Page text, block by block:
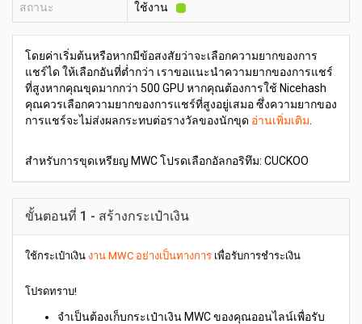
สถานะ ใช้งาน
โดยค่าเริ่มต้นหรือหากมีข้อสงสัยว่าจะเลือกความยากของการ
แชร์ได ให้เลือกอันที่ต่ำกว่า เราขอแนะนำความยากของการแชร์
ที่สูงหากคุณขุดมากกว่า 500 GPU หากคุณต้องการใช้ Nicehash
คุณควรเลือกความยากของการแชร์ที่สูงอยู่เสมอ ซึ่งความยากของ
การแชร์จะไม่ส่งผลกระทบต่อรางวัลของนักขุด อ่านเพิ่มเติม
สำหรับการขุดเหรียญ MWC โปรดเลือกอัลกอริทึม: CUCKOO
ขั้นตอนที่ 1 - สร้างกระเป๋าเงิน
ใช้กระเป๋าเงิน งาน MWC อย่างเป็นทางการ เพื่อรับการชำระเงิน
โปรดทราบ!
จำเป็นต้องเก็บกระเป๋าเงิน MWC ของคุณออนไลน์เพื่อรับ